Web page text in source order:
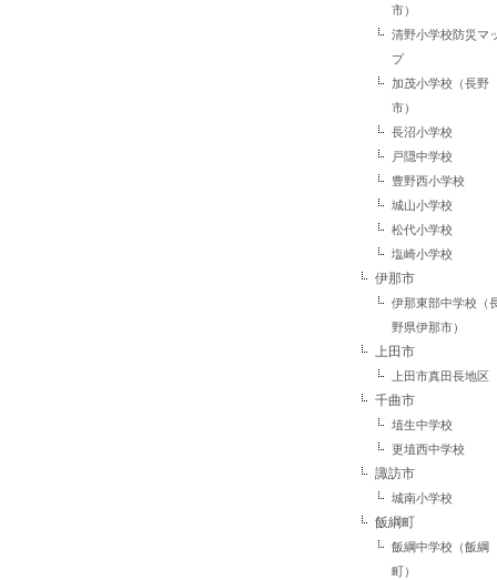
市）
清野小学校防災マ
プ
加茂小学校（長野
市）
長沼小学校
戸隠中学校
豊野西小学校
城山小学校
松代小学校
塩崎小学校
伊那市
伊那東部中学校（
野県伊那市）
上田市
上田市真田長地区
千曲市
埴生中学校
更埴西中学校
諏訪市
城南小学校
飯綱町
飯綱中学校（飯綱
町）